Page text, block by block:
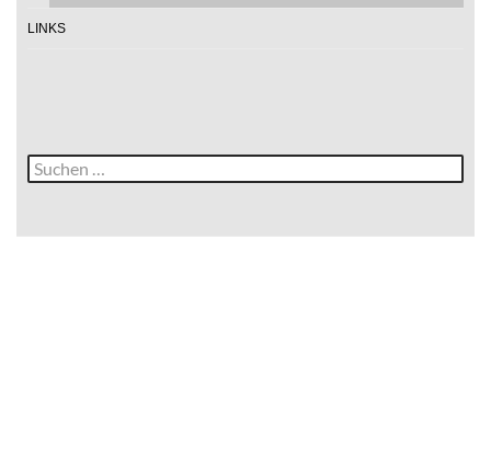
LINKS
Suche
nach: